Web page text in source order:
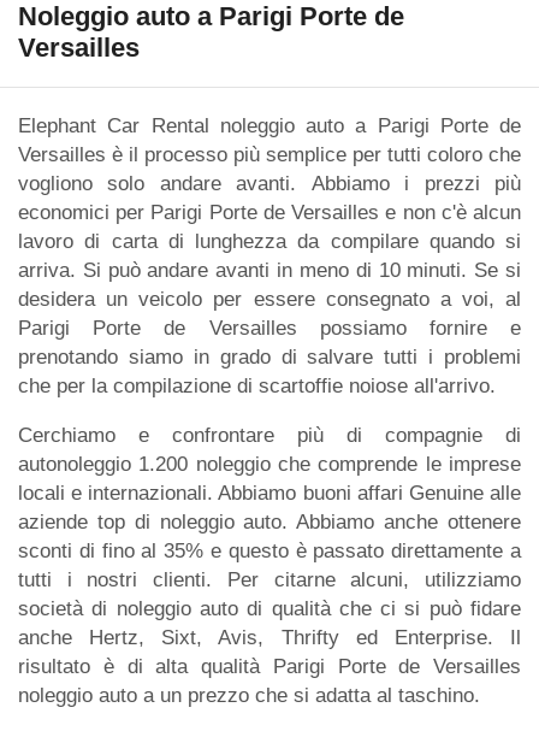
Noleggio auto a Parigi Porte de
Versailles
Elephant Car Rental noleggio auto a Parigi Porte de
Versailles è il processo più semplice per tutti coloro che
vogliono solo andare avanti. Abbiamo i prezzi più
economici per Parigi Porte de Versailles e non c'è alcun
lavoro di carta di lunghezza da compilare quando si
arriva. Si può andare avanti in meno di 10 minuti. Se si
desidera un veicolo per essere consegnato a voi, al
Parigi Porte de Versailles possiamo fornire e
prenotando siamo in grado di salvare tutti i problemi
che per la compilazione di scartoffie noiose all'arrivo.
Cerchiamo e confrontare più di compagnie di
autonoleggio 1.200 noleggio che comprende le imprese
locali e internazionali. Abbiamo buoni affari Genuine alle
aziende top di noleggio auto. Abbiamo anche ottenere
sconti di fino al 35% e questo è passato direttamente a
tutti i nostri clienti. Per citarne alcuni, utilizziamo
società di noleggio auto di qualità che ci si può fidare
anche Hertz, Sixt, Avis, Thrifty ed Enterprise. Il
risultato è di alta qualità Parigi Porte de Versailles
noleggio auto a un prezzo che si adatta al taschino.